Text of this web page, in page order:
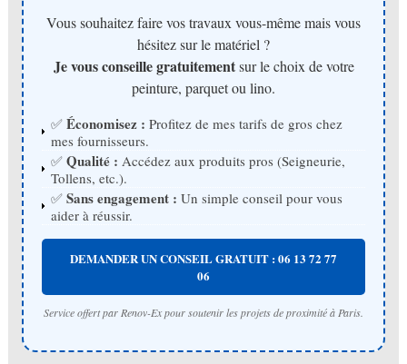
Vous souhaitez faire vos travaux vous-même mais vous
hésitez sur le matériel ?
Je vous conseille gratuitementsur le choix de votre
peinture, parquet ou lino.
✅ Économisez : Profitez de mes tarifs de gros chez
mes fournisseurs.
✅ Qualité : Accédez aux produits pros (Seigneurie,
Tollens, etc.).
✅ Sans engagement : Un simple conseil pour vous
aider à réussir.
DEMANDER UN CONSEIL GRATUIT : 06 13 72 77
06
Service offert par Renov-Ex pour soutenir les projets de proximité à Paris.